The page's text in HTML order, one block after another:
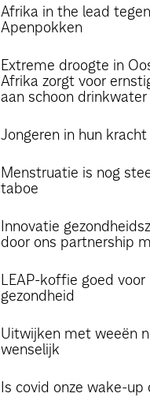
Afrika in the lead tegen
Apenpokken
Extreme droogte in
Afrika zorgt voor
aan schoon drinkwater
Jongeren in hun kracht
Menstruatie is nog
taboe
Innovatie
door ons partnership
LEAP-koffie goed voor
gezondheid
Uitwijken met weeën
wenselijk
Is covid onze wake-up